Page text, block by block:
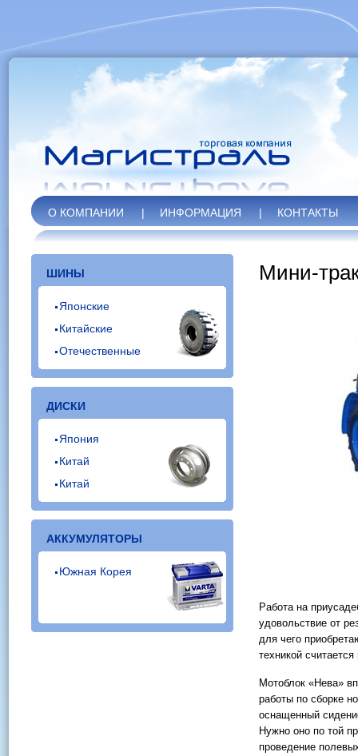
О КОМПАНИИ | ИНФОРМАЦИЯ | КОНТАКТЫ
ШИНЫ
Японские
Китайские
Отечественные
ДИСКИ
Япония
Китай
Китай
АККУМУЛЯТОРЫ
Южная Корея
Мини-
Работа на
удовольствие от
для чего
техникой
Мотоблок «Нева»
работы по сборке
оснащенный
Нужно оно по той
проведение